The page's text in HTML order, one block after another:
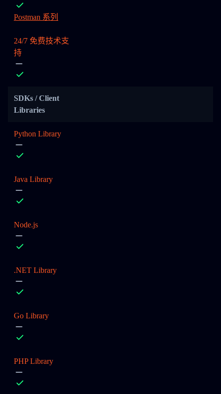
Postman 系列
24/7 免费技术支
持
SDKs / Client
Libraries
Python Library
Java Library
Node.js
.NET Library
Go Library
PHP Library